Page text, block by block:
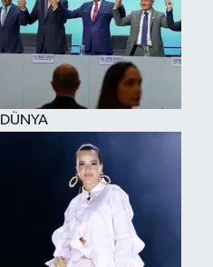
DÜNYA